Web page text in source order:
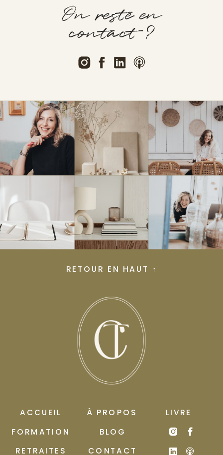
CONTACT
BLOG
RETRAITES
FORMATION
ACCUEIL
RETOUR EN HAUT ↑
On reste en
contact ?
À PROPOS LIVRE